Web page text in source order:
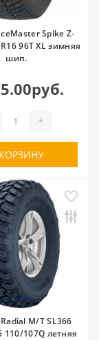
Spike Z-
96T XL зимняя
шип.
+
M/T SL366
110/107Q летняя